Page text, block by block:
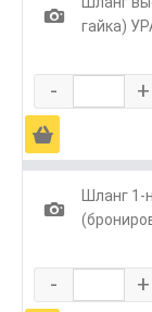
1
гайка)
- +
Ä
1
Шланг
- +